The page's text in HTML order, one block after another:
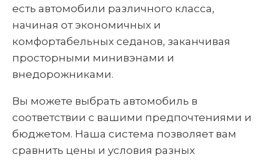
есть автомобили различного класса,
начиная от экономичных и
комфортабельных седанов, заканчивая
просторными минивэнами и
внедорожниками.
Вы можете выбрать автомобиль в
соответствии с вашими предпочтениями и
бюджетом. Наша система позволяет вам
сравнить цены и условия разных